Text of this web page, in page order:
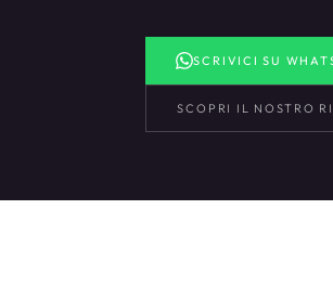
SCRIVICI SU
SCOPRI IL NOSTRO